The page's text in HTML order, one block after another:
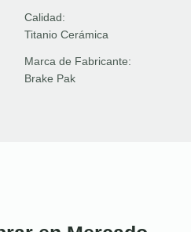
Calidad:
Titanio Cerámica
Marca de Fabricante:
Brake Pak